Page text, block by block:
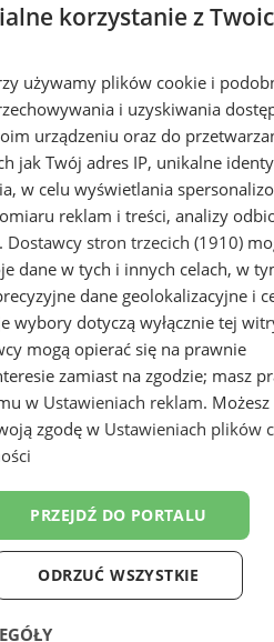
Weź udział w
zł!
korzystanie z
używamy plików cookie i
i uzyskiwania
urządzeniu oraz do
jak Twój adres IP, unikalne
w celu wyświetlania
reklam i treści, analizy
Dostawcy stron trzecich (1910)
dane w tych i innych celach, w
dane geolokalizacyjne i
wybory dotyczą wyłącznie tej
mogą opierać się na prawnie
zamiast na zgodzie; masz
w Ustawieniach reklam.
zgodę w Ustawieniach plików
PRZEJDŹ DO PORTALU
ODRZUĆ WSZYSTKIE